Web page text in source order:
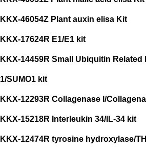
KKX-46054Z Plant auxin elisa Kit
KKX-17624R E1/E1 kit
KKX-14459R Small Ubiquitin Related
1/SUMO1 kit
KKX-12293R Collagenase I/
KKX-15218R Interleukin 34/IL-34 kit
KKX-12474R tyrosine hydroxylase/